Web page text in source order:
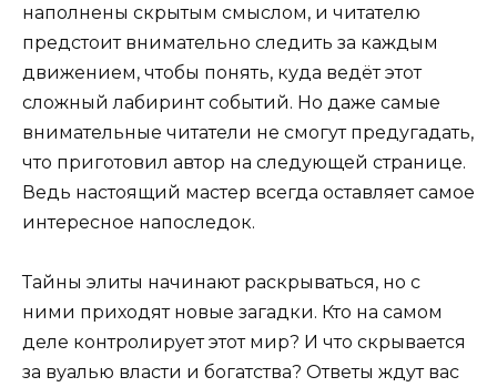
наполнены скрытым смыслом, и читателю
предстоит внимательно следить за каждым
движением, чтобы понять, куда ведёт этот
сложный лабиринт событий. Но даже самые
внимательные читатели не смогут предугадать,
что приготовил автор на следующей странице.
Ведь настоящий мастер всегда оставляет самое
интересное напоследок.
Тайны элиты начинают раскрываться, но с
ними приходят новые загадки. Кто на самом
деле контролирует этот мир? И что скрывается
за вуалью власти и богатства? Ответы ждут вас